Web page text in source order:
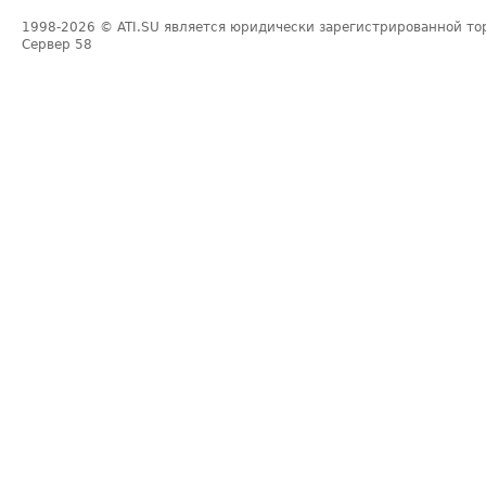
1998-2026 © ATI.SU является юридически зарегистрированной
Сервер 58